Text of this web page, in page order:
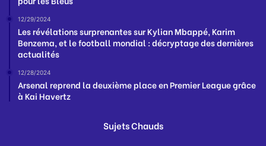
12/29/2024
Les révélations surprenantes sur Kylian Mbappé, Karim
Benzema, et le football mondial : décryptage des dernières
actualités
12/28/2024
Arsenal reprend la deuxième place en Premier League grâce
à Kai Havertz
Sujets Chauds